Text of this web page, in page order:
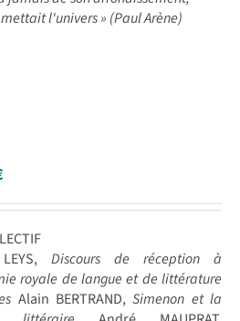
l'univers » (Paul Arène)
Discours de réception à
royale de langue et de littérature
Alain BERTRAND,Simenon et la